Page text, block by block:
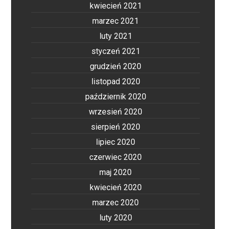
kwiecień 2021
marzec 2021
luty 2021
styczeń 2021
grudzień 2020
listopad 2020
październik 2020
wrzesień 2020
sierpień 2020
lipiec 2020
czerwiec 2020
maj 2020
kwiecień 2020
marzec 2020
luty 2020